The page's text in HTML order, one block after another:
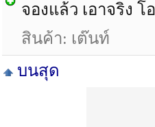
จองแล้ว เอาจริง โ
สินค้า: เต๊นท์
บนสุด